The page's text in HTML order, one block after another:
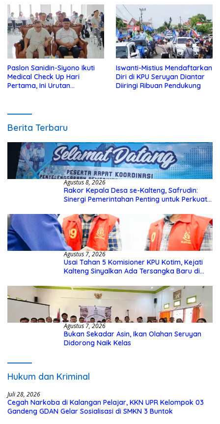
Paslon Sanidin-Siyono Ikuti
Medical Check Up Hari
Pertama, Ini Urutan
Iswanti-Mistius Mendaftarkan
Diri di KPU Seruyan Diantar
Diiringi Ribuan Pendukung
Berita Terbaru
Agustus 8, 2026
Rakor Kepala Desa se-Kalteng, Safrudin:
Sinergi Pemerintahan Penting untuk Perkuat
Agustus 7, 2026
Usai Tahan 5 Komisioner KPU Kotim, Kejati
Kalteng Sinyalkan Ada Tersangka Baru di
Agustus 7, 2026
Bukan Sekadar Asin, Ikan Olahan Seruyan
Didorong Naik Kelas
Hukum dan Kriminal
Juli 28, 2026
Cegah Narkoba di Kalangan Pelajar, KKN UPR Kelompok 03
Gandeng GDAN Gelar Sosialisasi di SMKN 3 Buntok